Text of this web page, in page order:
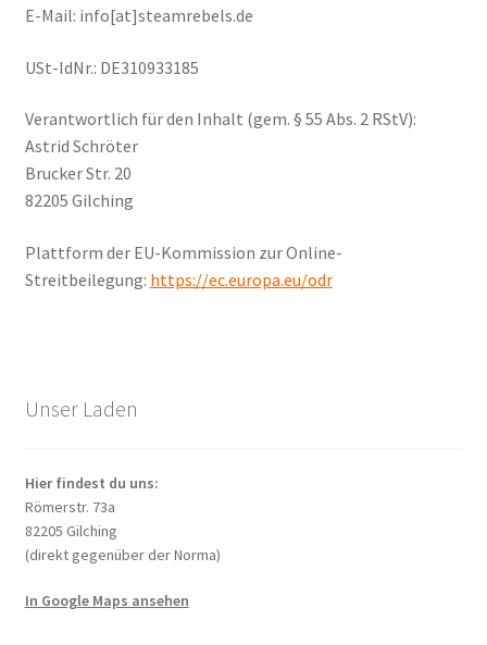
E-Mail: info[at]steamrebels.de
USt-IdNr.: DE310933185
Verantwortlich für den Inhalt (gem. § 55 Abs. 2 RStV):
Astrid Schröter
Brucker Str. 20
82205 Gilching
Plattform der EU-Kommission zur Online-
Streitbeilegung: https://ec.europa.eu/odr
Unser Laden
Hier findest du uns:
Römerstr. 73a
82205 Gilching
(direkt gegenüber der Norma)
In Google Maps ansehen